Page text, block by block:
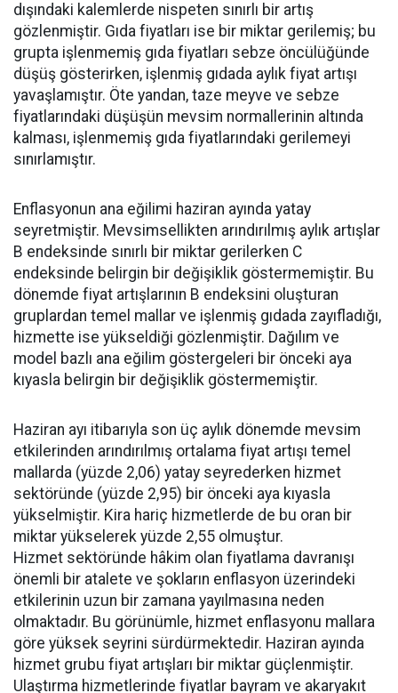
dışındaki kalemlerde nispeten sınırlı bir artış
gözlenmiştir. Gıda fiyatları ise bir miktar gerilemiş; bu
grupta işlenmemiş gıda fiyatları sebze öncülüğünde
düşüş gösterirken, işlenmiş gıdada aylık fiyat artışı
yavaşlamıştır. Öte yandan, taze meyve ve sebze
fiyatlarındaki düşüşün mevsim normallerinin altında
kalması, işlenmemiş gıda fiyatlarındaki gerilemeyi
sınırlamıştır.
Enflasyonun ana eğilimi haziran ayında yatay
seyretmiştir. Mevsimsellikten arındırılmış aylık artışlar
B endeksinde sınırlı bir miktar gerilerken C
endeksinde belirgin bir değişiklik göstermemiştir. Bu
dönemde fiyat artışlarının B endeksini oluşturan
gruplardan temel mallar ve işlenmiş gıdada zayıfladığı,
hizmette ise yükseldiği gözlenmiştir. Dağılım ve
model bazlı ana eğilim göstergeleri bir önceki aya
kıyasla belirgin bir değişiklik göstermemiştir.
Haziran ayı itibarıyla son üç aylık dönemde mevsim
etkilerinden arındırılmış ortalama fiyat artışı temel
mallarda (yüzde 2,06) yatay seyrederken hizmet
sektöründe (yüzde 2,95) bir önceki aya kıyasla
yükselmiştir. Kira hariç hizmetlerde de bu oran bir
miktar yükselerek yüzde 2,55 olmuştur.
Hizmet sektöründe hâkim olan fiyatlama davranışı
önemli bir atalete ve şokların enflasyon üzerindeki
etkilerinin uzun bir zamana yayılmasına neden
olmaktadır. Bu görünümle, hizmet enflasyonu mallara
göre yüksek seyrini sürdürmektedir. Haziran ayında
hizmet grubu fiyat artışları bir miktar güçlenmiştir.
Ulaştırma hizmetlerinde fiyatlar bayram ve akaryakıt